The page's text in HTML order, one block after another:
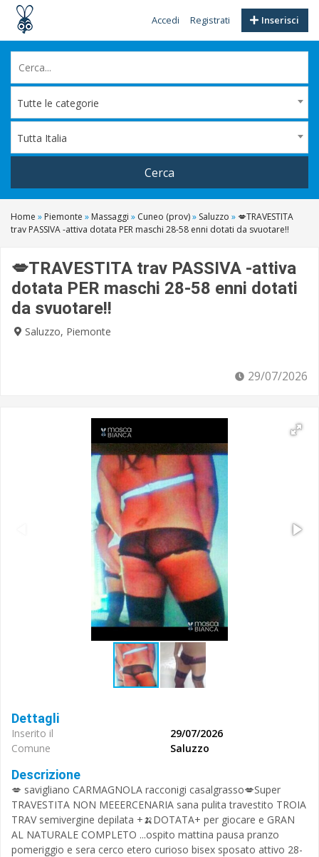
Inserisci
Accedi Registrati
Tutte le categorie
Tutta Italia
Cerca
Home » Piemonte » Massaggi » Cuneo (prov)» Saluzzo »💋TRAVESTITA
trav PASSIVA -attiva dotata PER maschi 28-58 enni dotati da svuotare!!
💋TRAVESTITA trav PASSIVA -attiva
dotata PER maschi 28-58 enni dotati
da svuotare!!
Saluzzo, Piemonte
29/07/2026
Dettagli
Inserito il
29/07/2026
Comune
Saluzzo
Descrizione
💋 savigliano CARMAGNOLA racconigi casalgrasso💋Super
TRAVESTITA NON MEEERCENARIA sana pulita travestito TROIA
TRAV semivergine depilata +🍌DOTATA+ per giocare e GRAN
AL NATURALE COMPLETO ...ospito mattina pausa pranzo
pomeriggio e sera cerco etero curioso bisex sposato attivo 28-